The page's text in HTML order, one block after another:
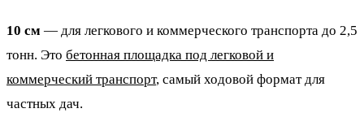
10 см — для легкового и коммерческого транспорта до 2,5
тонн. Это бетонная площадка под легковой и
коммерческий транспорт, самый ходовой формат для
частных дач.